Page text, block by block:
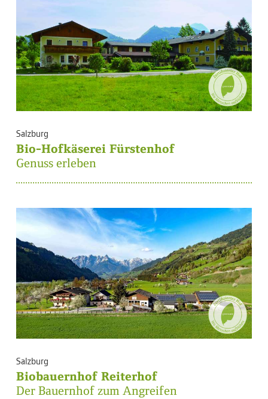
Salzburg
Bio-Hofkäserei Fürstenhof
Genuss erleben
Salzburg
Biobauernhof Reiterhof
Der Bauernhof zum Angreifen